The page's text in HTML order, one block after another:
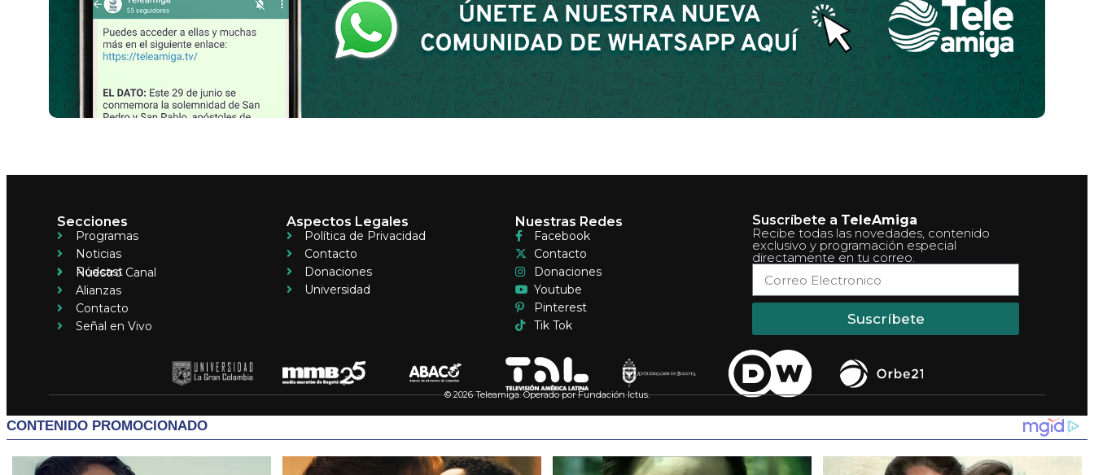
Secciones
Programas
Noticias
Pódcast
Nuestro Canal
Alianzas
Contacto
Señal en Vivo
Aspectos Legales
Política de Privacidad
Contacto
Donaciones
Universidad
Nuestras Redes
Facebook
Contacto
Donaciones
Youtube
Pinterest
Tik Tok
Suscríbete a TeleAmiga
Recibe todas las novedades, contenido
exclusivo y programación especial
directamente en tu correo.
Suscríbete
© 2026 Teleamiga. Operado por Fundación Ictus.